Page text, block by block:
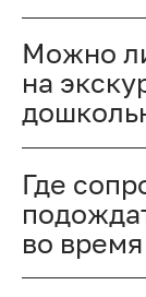
Можно
на
Где
во